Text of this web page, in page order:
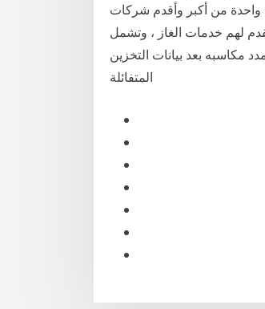
واحدة من أكبر وأقدم شركات
لهم خدمات الغاز ، وتشمل
مكاسبه بعد بيانات التخزين
المتفائلة